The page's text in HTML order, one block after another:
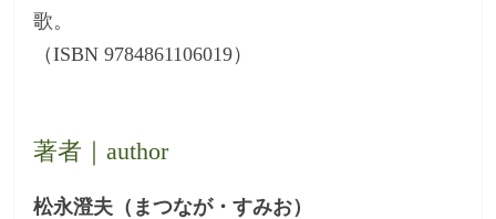
歌。
（ISBN 9784861106019）
著者｜author
松永澄夫（まつなが・すみお）